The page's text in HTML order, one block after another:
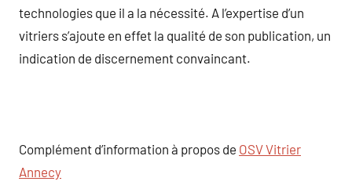
technologies que il a la nécessité. A l’expertise d’un
vitriers s’ajoute en effet la qualité de son publication, un
indication de discernement convaincant.
Complément d’information à propos de OSV Vitrier
Annecy